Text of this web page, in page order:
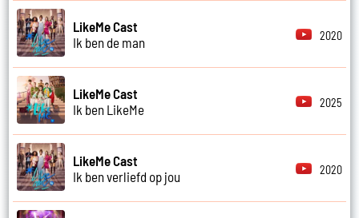
LikeMe Cast
Ik ben de man
2020
LikeMe Cast
Ik ben LikeMe
2025
LikeMe Cast
Ik ben verliefd op jou
2020